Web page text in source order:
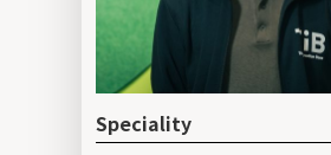
Speciality